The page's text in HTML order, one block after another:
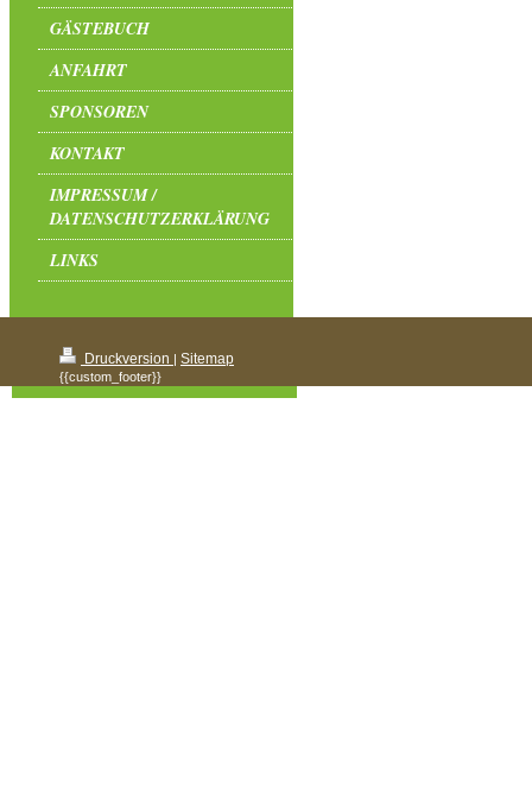
GÄSTEBUCH
ANFAHRT
SPONSOREN
KONTAKT
IMPRESSUM /
DATENSCHUTZERKLÄRUNG
LINKS
Druckversion | Sitemap
{{custom_footer}}